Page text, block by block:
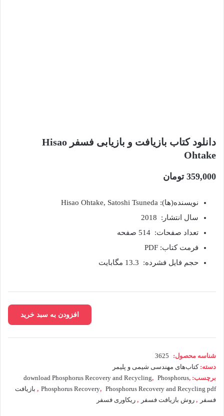
دانلود کتاب بازیافت و بازیابی فسفر Hisao
Ohtake
359,000 تومان
نویسنده(ها): Hisao Ohtake, Satoshi Tsuneda
سال انتشار: 2018
تعداد صفحات: 514 صفحه
فرمت کتاب: PDF
حجم فایل فشرده: 13.3 مگابایت
بازیابی
Ohtake
عدد
افزودن به سبد خرید
شناسه محصول:
3625
دسته:کتاب‌های مهندسی شیمی و پلیمر
برچسب:
download Phosphorus Recovery and Recycling, Phosphorus,
Phosphorus Recovery, Phosphorus Recovery and Recycling pdf
, بازیافت
فسفر , روش بازیافت فسفر , ریکاوری فسفر